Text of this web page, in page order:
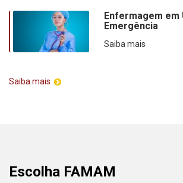
Enfermagem em
Emergência
Saiba mais
Saiba mais
Escolha FAMAM